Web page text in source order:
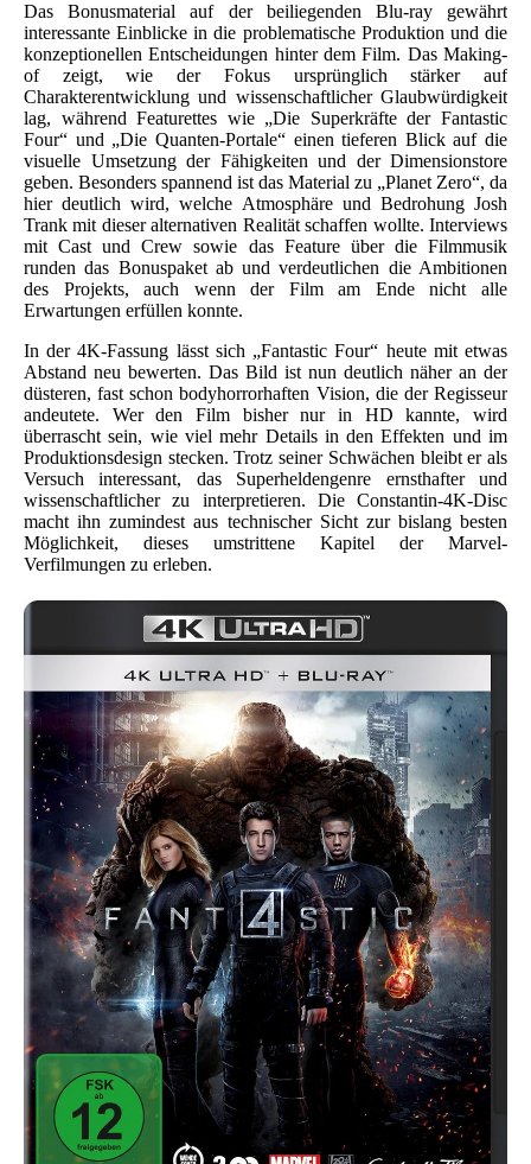
Das Bonusmaterial auf der beiliegenden Blu-ray gewährt
interessante Einblicke in die problematische Produktion und die
konzeptionellen Entscheidungen hinter dem Film. Das Making-
of zeigt, wie der Fokus ursprünglich stärker auf
Charakterentwicklung und wissenschaftlicher Glaubwürdigkeit
lag, während Featurettes wie „Die Superkräfte der Fantastic
Four“ und „Die Quanten-Portale“ einen tieferen Blick auf die
visuelle Umsetzung der Fähigkeiten und der Dimensionstore
geben. Besonders spannend ist das Material zu „Planet Zero“, da
hier deutlich wird, welche Atmosphäre und Bedrohung Josh
Trank mit dieser alternativen Realität schaffen wollte. Interviews
mit Cast und Crew sowie das Feature über die Filmmusik
runden das Bonuspaket ab und verdeutlichen die Ambitionen
des Projekts, auch wenn der Film am Ende nicht alle
Erwartungen erfüllen konnte.
In der 4K-Fassung lässt sich „Fantastic Four“ heute mit etwas
Abstand neu bewerten. Das Bild ist nun deutlich näher an der
düsteren, fast schon bodyhorrorhaften Vision, die der Regisseur
andeutete. Wer den Film bisher nur in HD kannte, wird
überrascht sein, wie viel mehr Details in den Effekten und im
Produktionsdesign stecken. Trotz seiner Schwächen bleibt er als
Versuch interessant, das Superheldengenre ernsthafter und
wissenschaftlicher zu interpretieren. Die Constantin-4K-Disc
macht ihn zumindest aus technischer Sicht zur bislang besten
Möglichkeit, dieses umstrittene Kapitel der Marvel-
Verfilmungen zu erleben.